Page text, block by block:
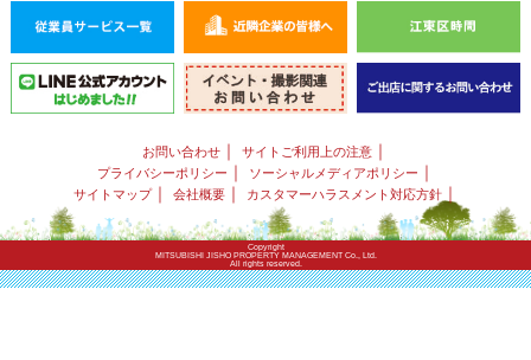
お問い合わせ ｜ サイトご利用上の注意 ｜
プライバシーポリシー ｜ ソーシャルメディアポリシー ｜
サイトマップ｜ 会社概要｜ カスタマーハラスメント対応方針｜
Copyright
MITSUBISHI JISHO PROPERTY MANAGEMENT Co., Ltd.
All rights reserved.